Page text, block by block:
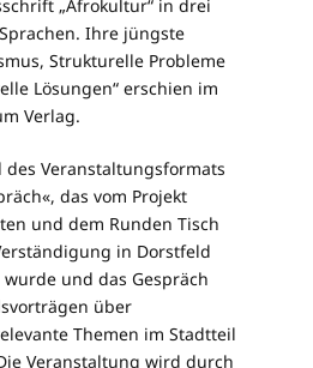
„Afrokultur“ in drei
Ihre jüngste
Strukturelle Probleme
Lösungen“ erschien im
Verlag.
des Veranstaltungsformats
das vom Projekt
und dem Runden Tisch
in Dorstfeld
und das Gespräch
über
Themen im Stadtteil
Veranstaltung wird durch